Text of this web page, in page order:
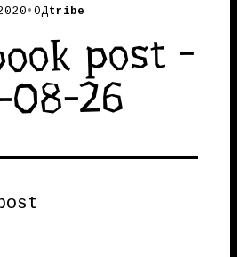
•ОДtribe
post -
26